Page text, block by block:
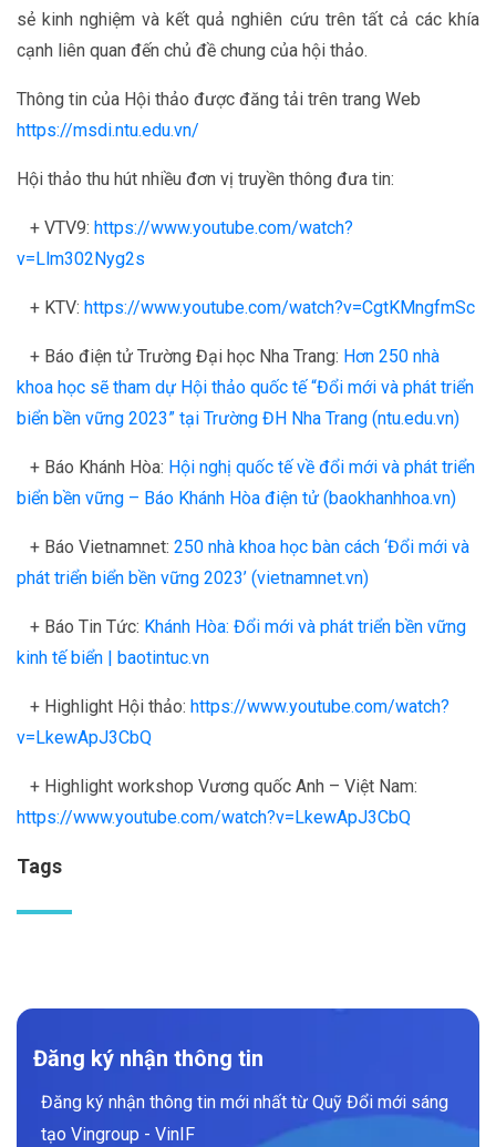
sẻ kinh nghiệm và kết quả nghiên cứu trên tất cả các khía
cạnh liên quan đến chủ đề chung của hội thảo.
Thông tin của Hội thảo được đăng tải trên trang Web
https://msdi.ntu.edu.vn/
Hội thảo thu hút nhiều đơn vị truyền thông đưa tin:
+ VTV9: https://www.youtube.com/watch?
v=Llm302Nyg2s
+ KTV: https://www.youtube.com/watch?v=CgtKMngfmSc
+ Báo điện tử Trường Đại học Nha Trang: Hơn 250 nhà
khoa học sẽ tham dự Hội thảo quốc tế “Đổi mới và phát triển
biển bền vững 2023” tại Trường ĐH Nha Trang (ntu.edu.vn)
+ Báo Khánh Hòa: Hội nghị quốc tế về đổi mới và phát triển
biển bền vững – Báo Khánh Hòa điện tử (baokhanhhoa.vn)
+ Báo Vietnamnet: 250 nhà khoa học bàn cách ‘Đổi mới và
phát triển biển bền vững 2023’ (vietnamnet.vn)
+ Báo Tin Tức: Khánh Hòa: Đổi mới và phát triển bền vững
kinh tế biển | baotintuc.vn
+ Highlight Hội thảo: https://www.youtube.com/watch?
v=LkewApJ3CbQ
+ Highlight workshop Vương quốc Anh – Việt Nam:
https://www.youtube.com/watch?v=LkewApJ3CbQ
Tags
Đăng ký nhận thông tin
Đăng ký nhận thông tin mới nhất từ Quỹ Đổi mới sáng
tạo Vingroup - VinIF